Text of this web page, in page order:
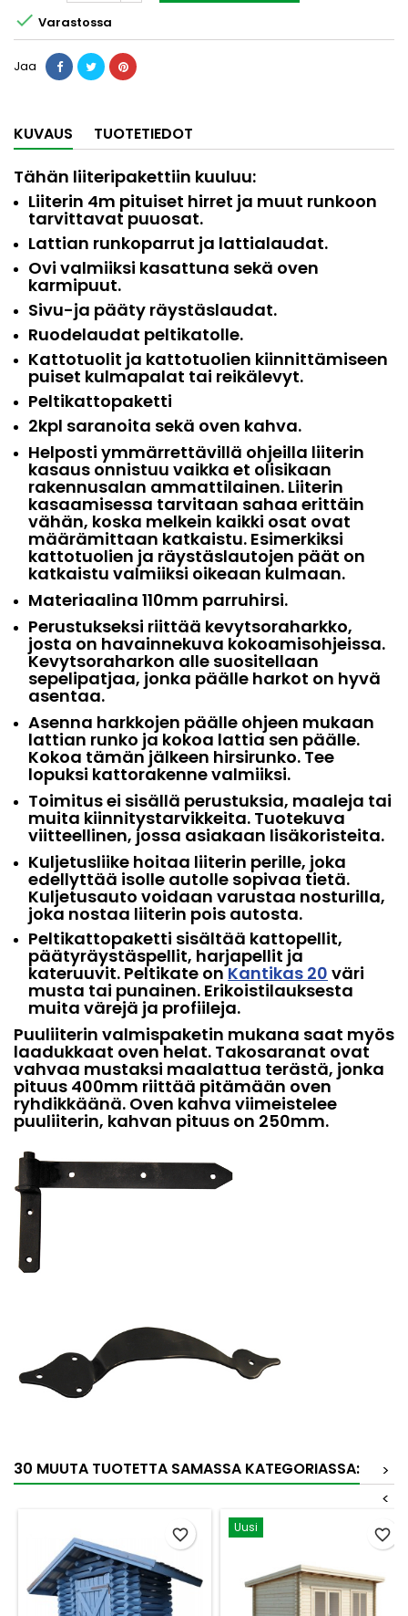
 Varastossa
Jaa
KUVAUS TUOTETIEDOT
Tähän liiteripakettiin kuuluu:
Liiterin 4m pituiset hirret ja muut runkoon
tarvittavat puuosat.
Lattian runkoparrut ja lattialaudat.
Ovi valmiiksi kasattuna sekä oven
karmipuut.
Sivu-ja pääty räystäslaudat.
Ruodelaudat peltikatolle.
Kattotuolit ja kattotuolien kiinnittämiseen
puiset kulmapalat tai reikälevyt.
Peltikattopaketti
2kpl saranoita sekä oven kahva.
Helposti ymmärrettävillä ohjeilla liiterin
kasaus onnistuu vaikka et olisikaan
rakennusalan ammattilainen. Liiterin
kasaamisessa tarvitaan sahaa erittäin
vähän, koska melkein kaikki osat ovat
määrämittaan katkaistu. Esimerkiksi
kattotuolien ja räystäslautojen päät on
katkaistu valmiiksi oikeaan kulmaan.
Materiaalina 110mm parruhirsi.
Perustukseksi riittää kevytsoraharkko,
josta on havainnekuva kokoamisohjeissa.
Kevytsoraharkon alle suositellaan
sepelipatjaa, jonka päälle harkot on hyvä
asentaa.
Asenna harkkojen päälle ohjeen mukaan
lattian runko ja kokoa lattia sen päälle.
Kokoa tämän jälkeen hirsirunko. Tee
lopuksi kattorakenne valmiiksi.
Toimitus ei sisällä perustuksia, maaleja tai
muita kiinnitystarvikkeita. Tuotekuva
viitteellinen, jossa asiakaan lisäkoristeita.
Kuljetusliike hoitaa liiterin perille, joka
edellyttää isolle autolle sopivaa tietä.
Kuljetusauto voidaan varustaa nosturilla,
joka nostaa liiterin pois autosta.
Peltikattopaketti sisältää kattopellit,
päätyräystäspellit, harjapellit ja
kateruuvit. Peltikate onKantikas 20 väri
musta tai punainen. Erikoistilauksesta
muita värejä ja profiileja.
Puuliiterin valmispaketin mukana saat myös
laadukkaat oven helat. Takosaranat ovat
vahvaa mustaksi maalattua terästä, jonka
pituus 400mm riittää pitämään oven
ryhdikkäänä. Oven kahva viimeistelee
puuliiterin, kahvan pituus on 250mm.
30 MUUTA TUOTETTA SAMASSA KATEGORIASSA:
>
<
favorite_border Uusi favorite_border